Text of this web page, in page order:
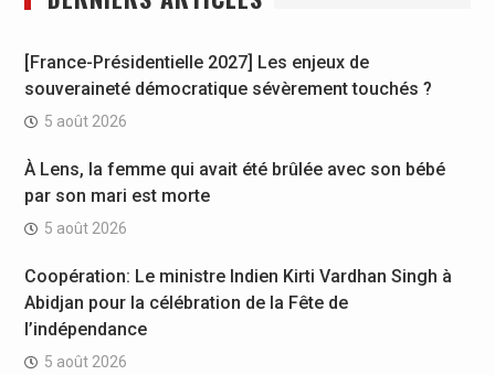
[France-Présidentielle 2027] Les enjeux de
souveraineté démocratique sévèrement touchés ?
5 août 2026
À Lens, la femme qui avait été brûlée avec son bébé
par son mari est morte
5 août 2026
Coopération: Le ministre Indien Kirti Vardhan Singh à
Abidjan pour la célébration de la Fête de
l’indépendance
5 août 2026